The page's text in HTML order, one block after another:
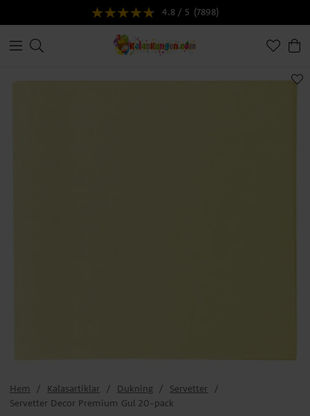
4.8 / 5 (7898)
Hem Kalasartiklar Dukning
Servetter
Servetter Decor Premium Gul 20-pack